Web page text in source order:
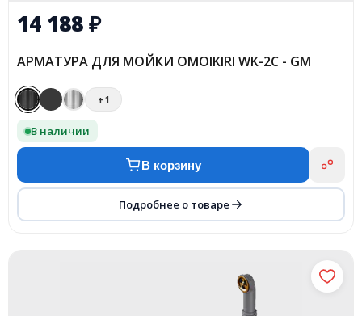
14 188₽
АРМАТУРА ДЛЯ МОЙКИ OMOIKIRI WK-2C - GM
+1
В наличии
В корзину
Подробнее о товаре